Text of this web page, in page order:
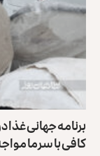
برنامه جهانی
کافی با سرما